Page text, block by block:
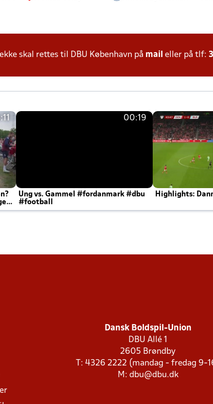
skal rettes til DBU København på mail eller på tlf:
00:19
Ung vs. Gammel #fordanmark #dbu
#football
Highlights:
Dansk Boldspil-Union
DBU Allé 1
2605 Brøndby
T: 4326 2222 (mandag - fredag 9-
M: dbu@dbu.dk